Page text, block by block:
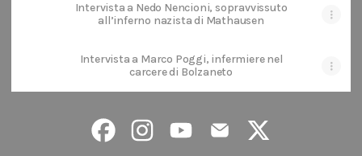
Intervista a Nedo Nencioni, sopravvissuto
all’inferno nazista di Mathausen
Intervista a Marco Poggi, infermiere nel
carcere di Bolzaneto